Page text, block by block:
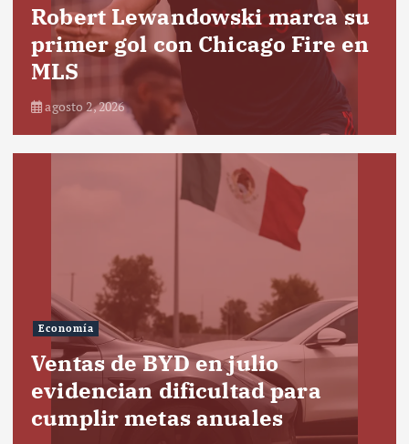
Robert Lewandowski marca su
primer gol con Chicago Fire en
MLS
agosto 2, 2026
Economía
Ventas de BYD en julio
evidencian dificultad para
cumplir metas anuales